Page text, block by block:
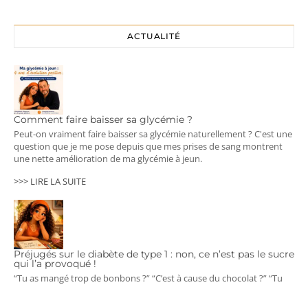
ACTUALITÉ
Comment faire baisser sa glycémie ?
Peut-on vraiment faire baisser sa glycémie naturellement ? C'est une
question que je me pose depuis que mes prises de sang montrent
une nette amélioration de ma glycémie à jeun.
>>> LIRE LA SUITE
Préjugés sur le diabète de type 1 : non, ce n’est pas le sucre
qui l’a provoqué !
“Tu as mangé trop de bonbons ?” “C’est à cause du chocolat ?” “Tu